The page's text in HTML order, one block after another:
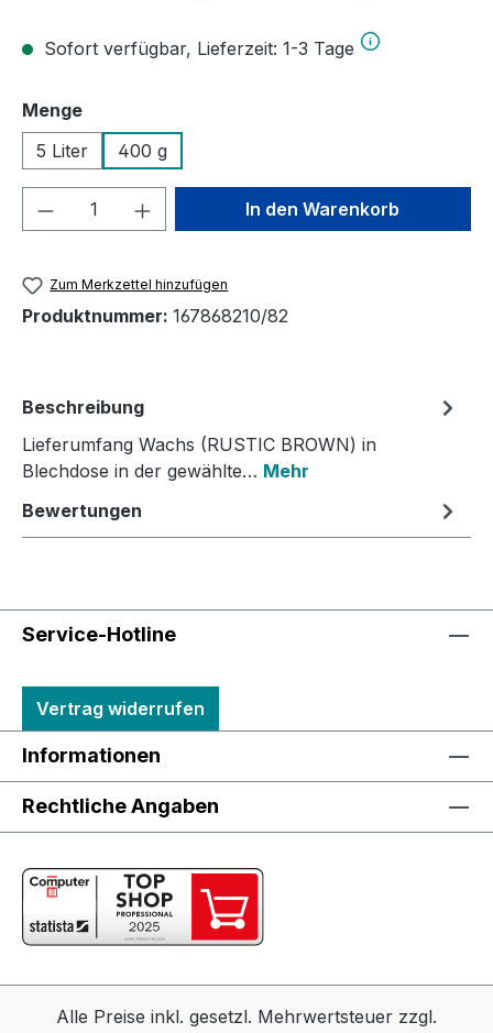
Sofort verfügbar, Lieferzeit: 1-3 Tage
Mengeauswählen
5 Liter
400 g
Produkt Anzahl: Gib denIn den Warenkorb
Zum Merkzettel hinzufügen
Produktnummer: 167868210/82
Beschreibung
Lieferumfang Wachs (RUSTIC BROWN) in
Blechdose in der gewählte… Mehr
Bewertungen
Service-Hotline
Vertrag widerrufen
Informationen
Rechtliche Angaben
Alle Preise inkl. gesetzl. Mehrwertsteuer zzgl.